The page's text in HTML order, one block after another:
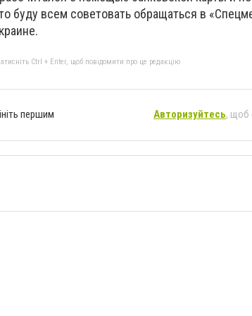
буду всем советовать обращаться в
Ctrl + Enter, щоб повідомити про це редакцію
першим Авторизуйтесь, щоб